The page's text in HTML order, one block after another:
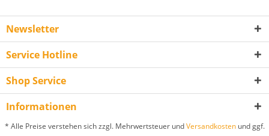
Newsletter
Service Hotline
Shop Service
Informationen
* Alle Preise verstehen sich zzgl. Mehrwertsteuer undVersandkostenund ggf.